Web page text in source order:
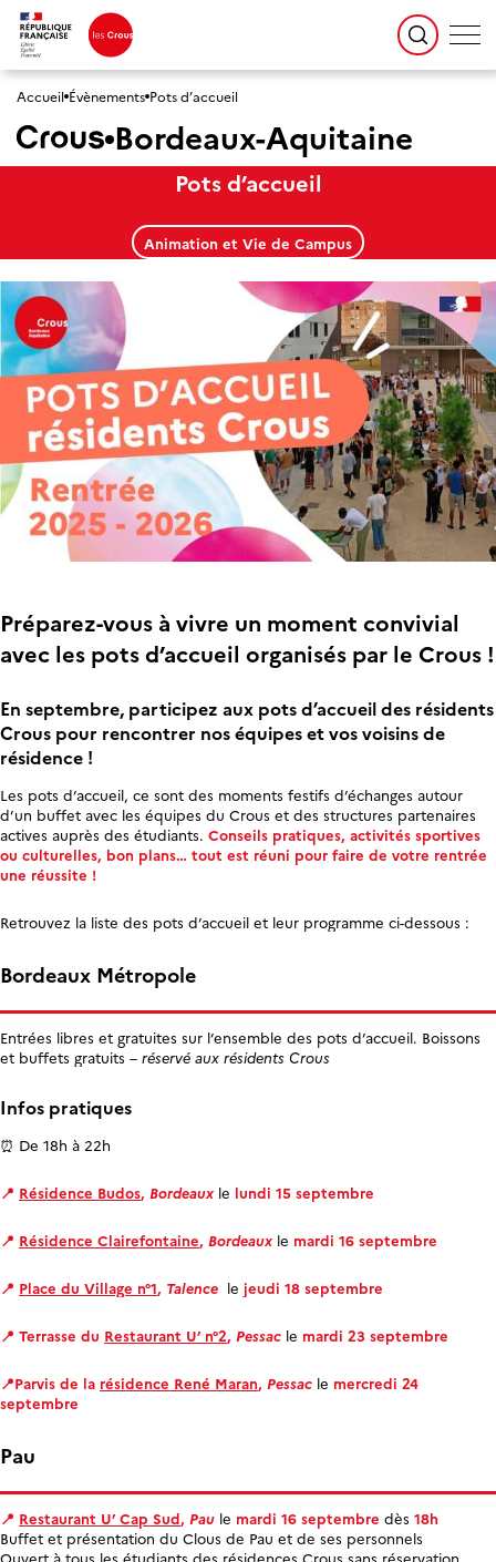
Accueil Évènements Pots d’accueil
Bordeaux-Aquitaine
Pots d’accueil
Animation et Vie de Campus
Préparez-vous à vivre un moment convivial
avec les pots d’accueil organisés par le Crous !
En septembre, participez aux pots d’accueil des résidents
Crous pour rencontrer nos équipes et vos voisins de
résidence !
Les pots d’accueil, ce sont des moments festifs d’échanges autour
d’un buffet avec les équipes du Crous et des structures partenaires
actives auprès des étudiants. Conseils pratiques, activités sportives
ou culturelles, bon plans… tout est réuni pour faire de votre rentrée
une réussite !
Retrouvez la liste des pots d’accueil et leur programme ci-dessous :
Bordeaux Métropole
Entrées libres et gratuites sur l’ensemble des pots d’accueil. Boissons
et buffets gratuits – réservé aux résidents Crous
Infos pratiques
⏰ De 18h à 22h
📍 Résidence Budos, Bordeaux le lundi 15 septembre
📍 Résidence Clairefontaine, Bordeaux le mardi 16 septembre
📍 Place du Village n°1, Talence le jeudi 18 septembre
📍 Terrasse du Restaurant U’ n°2, Pessac le mardi 23 septembre
📍Parvis de la résidence René Maran, Pessac le mercredi 24
septembre
Pau
📍 Restaurant U’ Cap Sud, Pau le mardi 16 septembre dès 18h
Buffet et présentation du Clous de Pau et de ses personnels
Ouvert à tous les étudiants des résidences Crous sans réservation